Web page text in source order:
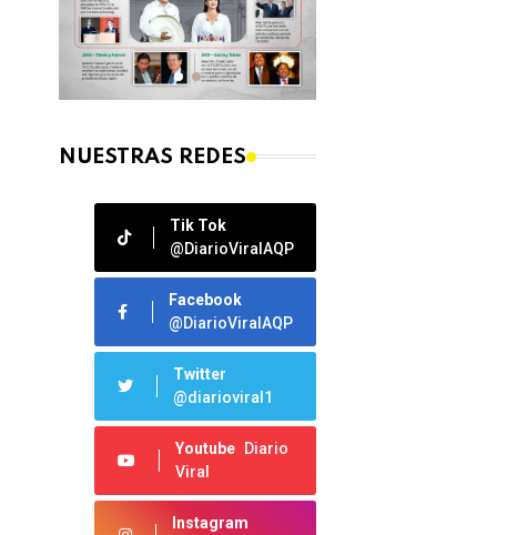
NUESTRAS REDES
Tik Tok
@DiarioViralAQP
Facebook
@DiarioViralAQP
Twitter
@diarioviral1
Youtube
Diario
Viral
Instagram